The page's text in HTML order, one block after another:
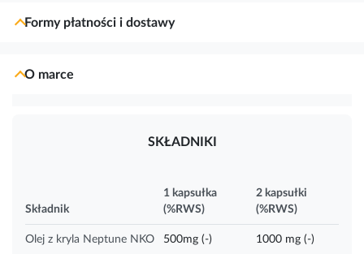
Formy płatności i dostawy
O marce
SKŁADNIKI
Składnik
1 kapsułka
(%RWS)
2 kapsułki
(%RWS)
Olej z kryla Neptune NKO 500mg (-) 1000 mg (-)